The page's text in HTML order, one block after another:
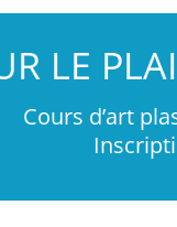
LE
Cours d’art